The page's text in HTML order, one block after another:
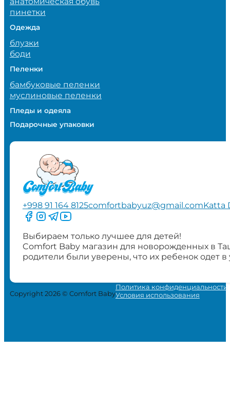
пинетки
Одежда
блузки
боди
Пеленки
бамбуковые пеленки
муслиновые пеленки
Пледы и одеяла
Подарочные упаковки
+998 91 164 8125comfortbabyuz@gmail.comKatta
Следите за нами на Facebook
Следите за нами в Instagram
Следите за нами в Telegram
Следите за нами в YouTube
Выбираем только лучшее для детей!
Comfort Baby магазин для новорожденных в
родители были уверены, что их ребенок одет
Copyright 2026 © Comfort Baby
Политика конфиденциальности
Условия использования